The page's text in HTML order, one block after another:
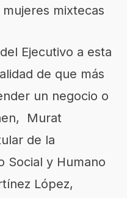
mixtecas
Ejecutivo a esta
de que más
un negocio o
Murat
de la
Social y Humano
López,